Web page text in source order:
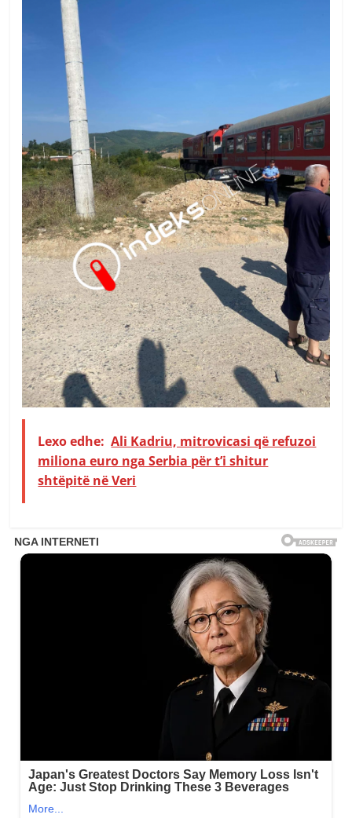
Lexo edhe: Ali Kadriu, mitrovicasi që refuzoi
miliona euro nga Serbia për t’i shitur
shtëpitë në Veri